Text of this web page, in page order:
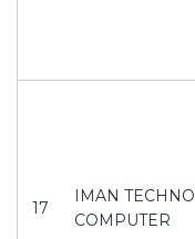
17
IMAN TECHNO
COMPUTER